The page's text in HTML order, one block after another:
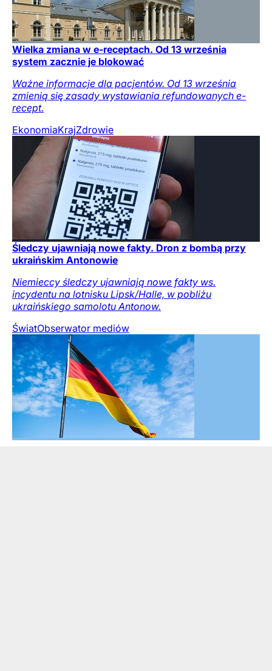
Wielka zmiana w e-receptach. Od 13 września
system zacznie je blokować
Ważne informacje dla pacjentów. Od 13 września
zmienią się zasady wystawiania refundowanych e-
recept.
EkonomiaKrajZdrowie
Śledczy ujawniają nowe fakty. Dron z bombą przy
ukraińskim Antonowie
Niemieccy śledczy ujawniają nowe fakty ws.
incydentu na lotnisku Lipsk/Halle, w pobliżu
ukraińskiego samolotu Antonow.
ŚwiatObserwator mediów